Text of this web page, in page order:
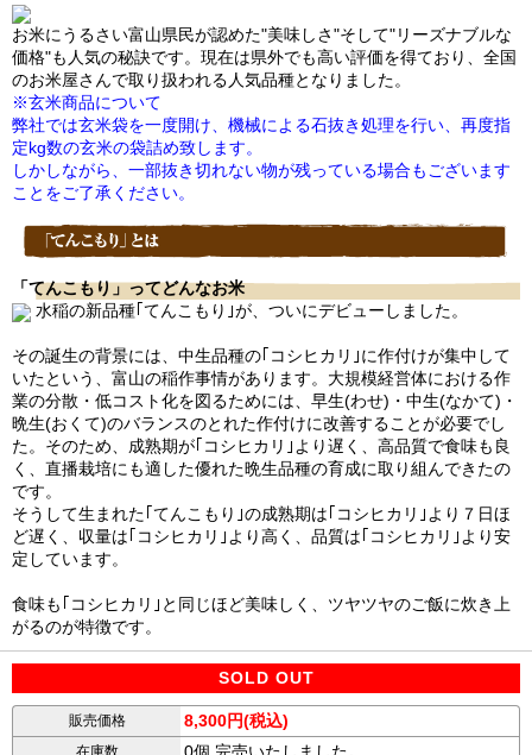
お米にうるさい富山県民が認めた"美味しさ"そして"リーズナブルな
価格"も人気の秘訣です。現在は県外でも高い評価を得ており、全国
のお米屋さんで取り扱われる人気品種となりました。
※玄米商品について
弊社では玄米袋を一度開け、機械による石抜き処理を行い、再度指
定kg数の玄米の袋詰め致します。
しかしながら、一部抜き切れない物が残っている場合もございます
ことをご了承ください。
「てんこもり」ってどんなお米
水稲の新品種｢てんこもり｣が、ついにデビューしました。
その誕生の背景には、中生品種の｢コシヒカリ｣に作付けが集中して
いたという、富山の稲作事情があります。大規模経営体における作
業の分散・低コスト化を図るためには、早生(わせ)・中生(なかて)・
晩生(おくて)のバランスのとれた作付けに改善することが必要でし
た。そのため、成熟期が｢コシヒカリ｣より遅く、高品質で食味も良
く、直播栽培にも適した優れた晩生品種の育成に取り組んできたの
です。
そうして生まれた｢てんこもり｣の成熟期は｢コシヒカリ｣より７日ほ
ど遅く、収量は｢コシヒカリ｣より高く、品質は｢コシヒカリ｣より安
定しています。
食味も｢コシヒカリ｣と同じほど美味しく、ツヤツヤのご飯に炊き上
がるのが特徴です。
SOLD OUT
販売価格 8,300円(税込)
在庫数 0個 完売いたしました。